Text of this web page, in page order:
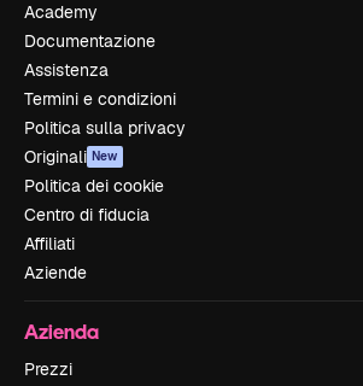
Academy
Documentazione
Assistenza
Termini e condizioni
Politica sulla privacy
Originali New
Politica dei cookie
Centro di fiducia
Affiliati
Aziende
Azienda
Prezzi